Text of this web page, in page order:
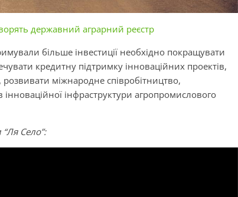
державний аграрний реєстр
більше інвестиції необхідно покращувати
кредитну підтримку інноваційних проектів,
розвивати міжнародне співробітництво,
інноваційної інфраструктури агропромислового
Село”: